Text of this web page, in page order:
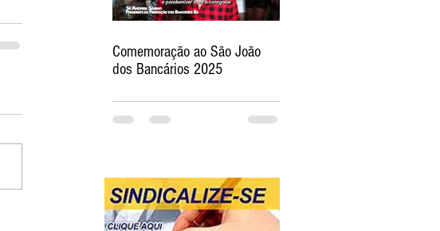
Comemoração ao São João
dos Bancários 2025